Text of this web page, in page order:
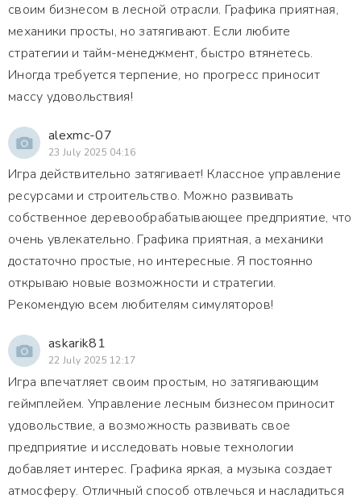
своим бизнесом в лесной отрасли. Графика приятная,
механики просты, но затягивают. Если любите
стратегии и тайм-менеджмент, быстро втянетесь.
Иногда требуется терпение, но прогресс приносит
массу удовольствия!
alexmc-07
23 July 2025 04:16
Игра действительно затягивает! Классное управление
ресурсами и строительство. Можно развивать
собственное деревообрабатывающее предприятие, что
очень увлекательно. Графика приятная, а механики
достаточно простые, но интересные. Я постоянно
открываю новые возможности и стратегии.
Рекомендую всем любителям симуляторов!
askarik81
22 July 2025 12:17
Игра впечатляет своим простым, но затягивающим
геймплейем. Управление лесным бизнесом приносит
удовольствие, а возможность развивать свое
предприятие и исследовать новые технологии
добавляет интерес. Графика яркая, а музыка создает
атмосферу. Отличный способ отвлечься и насладиться